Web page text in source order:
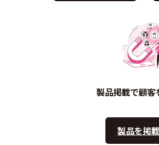
製品掲載で顧客
製品を掲